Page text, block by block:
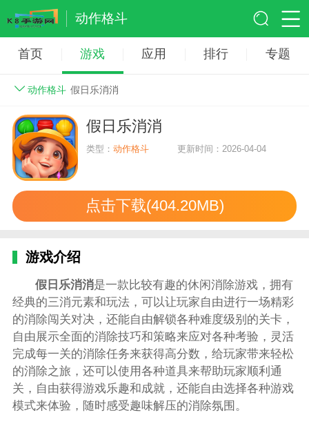
动作格斗
首页 游戏 应用 排行 专题
动作格斗 假日乐消消
假日乐消消
类型：动作格斗 更新时间：2026-04-04
点击下载(404.20MB)
游戏介绍
假日乐消消是一款比较有趣的休闲消除游戏，拥有
经典的三消元素和玩法，可以让玩家自由进行一场精彩
的消除闯关对决，还能自由解锁各种难度级别的关卡，
自由展示全面的消除技巧和策略来应对各种考验，灵活
完成每一关的消除任务来获得高分数，给玩家带来轻松
的消除之旅，还可以使用各种道具来帮助玩家顺利通
关，自由获得游戏乐趣和成就，还能自由选择各种游戏
模式来体验，随时感受趣味解压的消除氛围。